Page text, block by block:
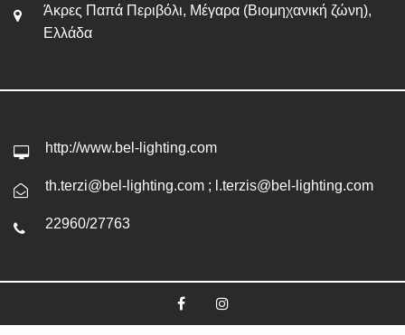
Άκρες Παπά Περιβόλι, Μέγαρα (Βιομηχανική ζώνη),
Ελλάδα
http://www.bel-lighting.com
th.terzi@bel-lighting.com ; l.terzis@bel-lighting.com
22960/27763